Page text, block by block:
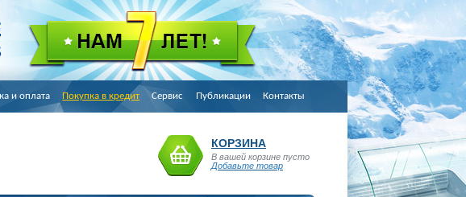
и оплата Покупка в кредит Сервис Публикации Контакты
КОРЗИНА
В вашей корзине пусто
Добавьте товар